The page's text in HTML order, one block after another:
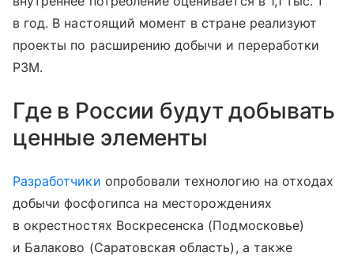
в год. В настоящий момент в стране реализуют
проекты по расширению добычи и переработки
РЗМ.
Где в России будут добывать
ценные элементы
Разработчики опробовали технологию на отходах
добычи фосфогипса на месторождениях
в окрестностях Воскресенска (Подмосковье)
и Балаково (Саратовская область), а также